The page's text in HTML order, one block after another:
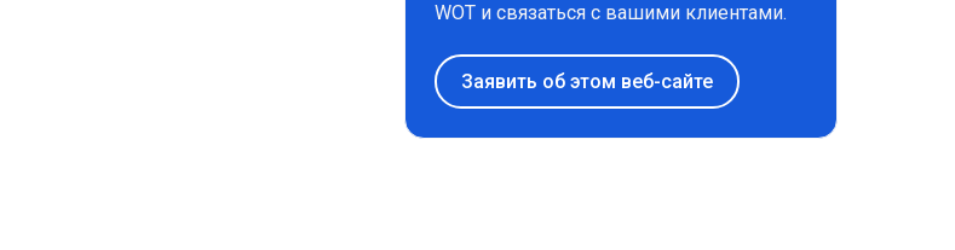
WOT и связаться с вашими клиентами.
Заявить об этом веб-сайте